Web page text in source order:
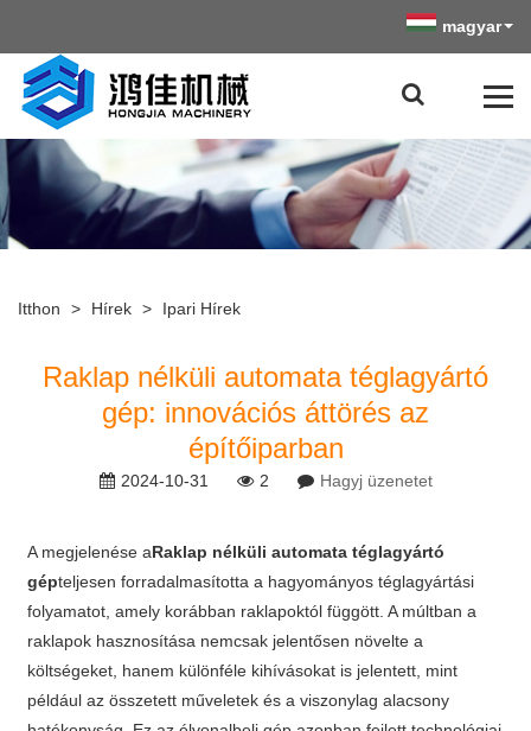
magyar
Itthon > Hírek > Ipari Hírek
Raklap nélküli automata téglagyártó
gép: innovációs áttörés az
építőiparban
2024-10-31 2 Hagyj üzenetet
A megjelenése aRaklap nélküli automata téglagyártó
gépteljesen forradalmasította a hagyományos téglagyártási
folyamatot, amely korábban raklapoktól függött. A múltban a
raklapok hasznosítása nemcsak jelentősen növelte a
költségeket, hanem különféle kihívásokat is jelentett, mint
például az összetett műveletek és a viszonylag alacsony